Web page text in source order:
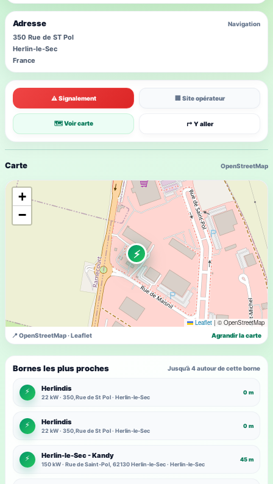
Carte OpenStreetMap
⚡
+
−
Leaflet | © OpenStreetMap
📍 OpenStreetMap · Leaflet Agrandir la carte
Bornes les plus proches Jusqu’à 4 autour de cette borne
⚡ Herlindis
22 kW · 350,Rue de St Pol · Herlin-le-Sec
0 m
⚡ Herlindis
22 kW · 350,Rue de St Pol · Herlin-le-Sec
0 m
⚡ Herlin-le-Sec - Kandy
150 kW · Rue de Saint-Pol, 62130 Herlin-le-Sec · Herlin-le-Sec
45 m
⚠ Signalement 🏢 Site opérateur
🗺 Voir carte ↱ Y aller
Adresse Navigation
350 Rue de ST Pol
Herlin-le-Sec
France